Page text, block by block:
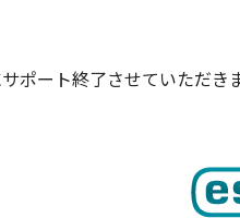
ポート終了させていただきま